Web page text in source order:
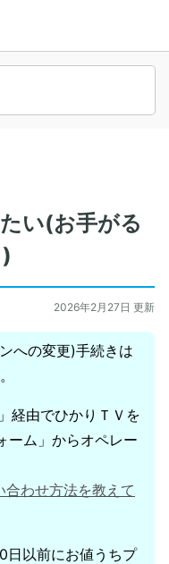
い(お手がる
2026年2月27日 更新
への変更)手続きは
経由でひかりＴＶを
ーム」からオペレー
わせ方法を教えて
以前にお値うちプ